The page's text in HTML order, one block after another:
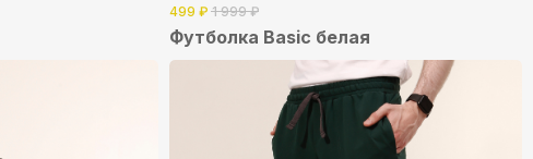
499 ₽ 1 999 ₽
Футболка Basic белая